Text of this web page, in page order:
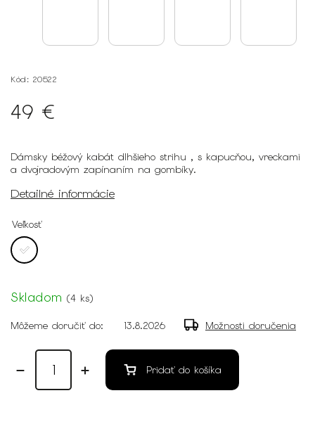
Kód: 20522
49 €
Dámsky béžový kabát dlhšieho strihu , s kapucňou, vreckami
a dvojradovým zapínaním na gombíky.
Detailné informácie
Veľkosť
Skladom (4 ks)
Môžeme doručiť do: 13.8.2026 Možnosti doručenia
Pridať do košíka